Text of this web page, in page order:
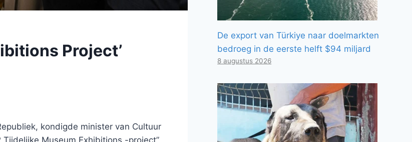
Project’
kondigde minister van Cultuur
Museum Exhibitions -project”
De export van Türkiye naar doelmarkten
bedroeg in de eerste helft $94 miljard
8 augustus 2026